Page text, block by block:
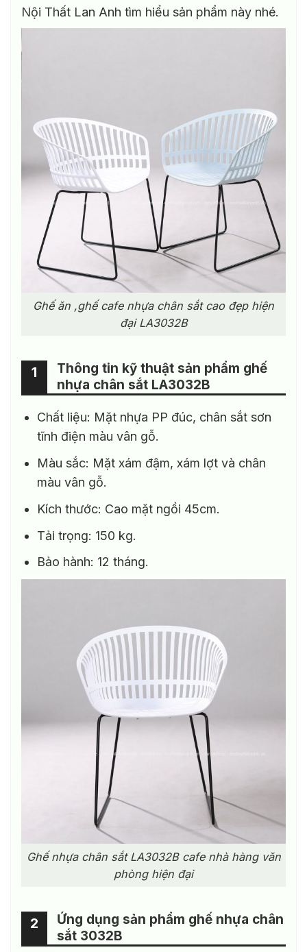
Nội Thất Lan Anh tìm hiểu sản phẩm này nhé.
Ghế ăn ,ghế cafe nhựa chân sắt cao đẹp hiện
đại LA3032B
Thông tin kỹ thuật sản phẩm ghế
nhựa chân sắt LA3032B
1
Chất liệu: Mặt nhựa PP đúc, chân sắt sơn
tĩnh điện màu vân gỗ.
Màu sắc: Mặt xám đậm, xám lợt và chân
màu vân gỗ.
Kích thước: Cao mặt ngồi 45cm.
Tải trọng: 150 kg.
Bảo hành: 12 tháng.
Ghế nhựa chân sắt LA3032B cafe nhà hàng văn
phòng hiện đại
Ứng dụng sản phẩm ghế nhựa chân
sắt 3032B
2